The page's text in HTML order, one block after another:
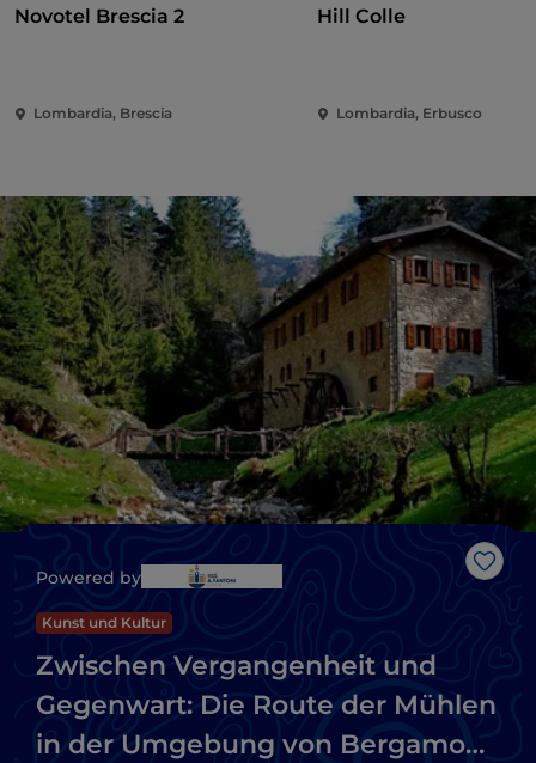
Novotel Brescia 2
Lombardia, Brescia
Hill Colle
Lombardia, Erbusco
Like
Powered by
Kunst und Kultur
Zwischen Vergangenheit und
Gegenwart: Die Route der Mühlen
in der Umgebung von Bergamo